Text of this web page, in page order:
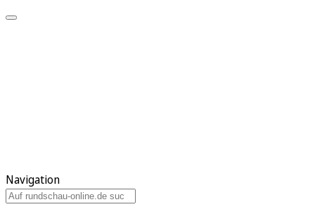
Navigation